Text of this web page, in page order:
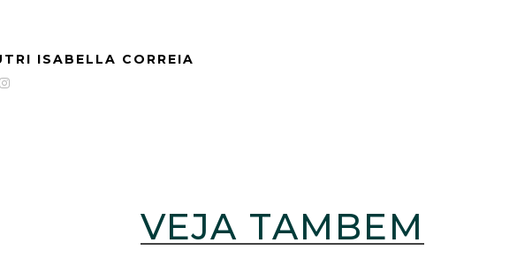
ISABELLA CORREIA
VEJA TAMBÉM